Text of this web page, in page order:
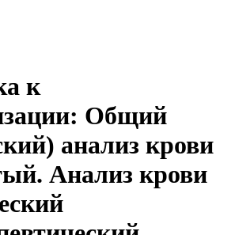
к
Общий
анализ крови
Анализ крови